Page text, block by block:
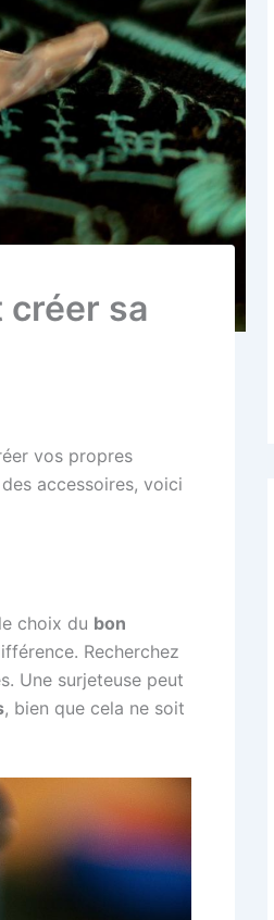
créer sa
vos propres
accessoires, voici
choix du bon
Recherchez
Une surjeteuse peut
, bien que cela ne soit